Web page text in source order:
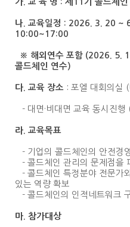
가. 교 육 명 : 제11기 콜드체
나. 교육일정 : 2026. 3. 20 ~
10:00~17:00
※ 해외연수 포함 (2026. 5.
콜드체인 연수)
다. 교육 장소 : 포엘 대회의실
- 대면·비대면 교육 동시진
라. 교육목표
- 기업의 콜드체인의 안전경
- 콜드체인 관리의 문제점을
- 콜드체인 특정분야 전문가
있는 역량 확보
- 콜드체인의 인적네트워크
마. 참가대상